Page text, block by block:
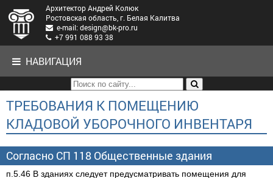
Архитектор Андрей Колюк
Ростовская область, г. Белая Калитва
e-mail: design@bk-pro.ru
+7 991 088 93 38
НАВИГАЦИЯ
ТРЕБОВАНИЯ К ПОМЕЩЕНИЮ
КЛАДОВОЙ УБОРОЧНОГО ИНВЕНТАРЯ
Согласно СП 118 Общественные здания
п.5.46 В зданиях следует предусматривать помещения для